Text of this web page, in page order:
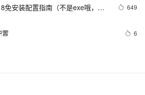
免安装配置指南（不是exe哦，下
649
6
刊】第11期：云数据库 MySQL
比较